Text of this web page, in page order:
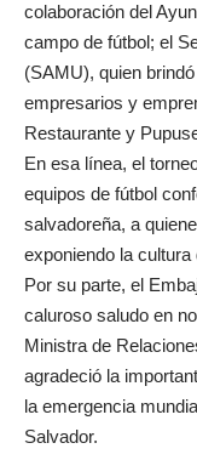
colaboración del
campo de fútbol; el
(SAMU), quien
empresarios y
Restaurante y
En esa línea, el
equipos de fútbol
salvadoreña, a
exponiendo la cultura
Por su parte, el
caluroso saludo en
Ministra de
agradeció la
la emergencia
Salvador.